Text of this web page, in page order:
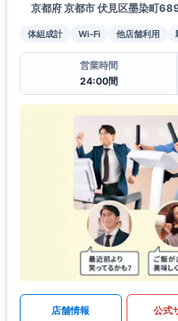
京都府 京都市 伏見区墨染町
体組成計 Wi-Fi 他店舗利用
営業時間
24:00間
店舗情報 公式